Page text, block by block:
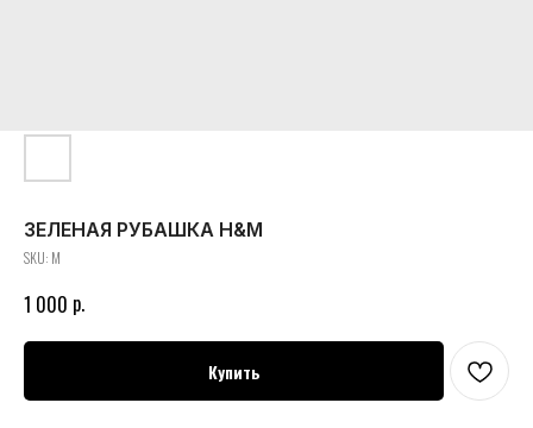
ЗЕЛЕНАЯ РУБАШКА H&M
SKU: M
1 000 р.
Купить